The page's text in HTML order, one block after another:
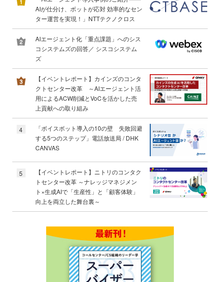
AIが仕分け、ボットが応対 効率的なセン
ター運営を実現！」NTTテクノクロス
AIエージェント化「重点課題」へのシス
コシステムズの回答／ シスコシステム
ズ
【イベントレポート】カインズのコンタ
クトセンター改革 ～AIエージェント活
用によるACW削減とVoCを活かした売
上貢献への取り組み
4
「ボイスボット導入の10の壁 失敗回避
する5つのステップ」電話放送局 / DHK
CANVAS
5
【イベントレポート】ニトリのコンタク
トセンター改革 ～ナレッジマネジメン
ト×生成AIで「生産性」と「顧客体験」
向上を両立した舞台裏～